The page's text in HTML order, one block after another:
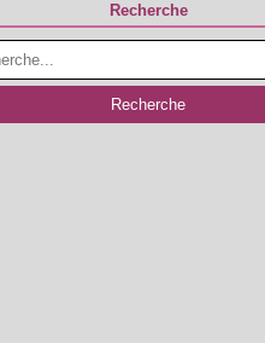
Recherche